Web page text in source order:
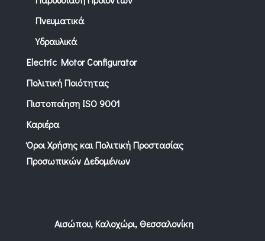
Πνευματικά
Υδραυλικά
Electric Motor Configurator
Πολιτική Ποιότητας
Πιστοποίηση ISO 9001
Καριέρα
Όροι Χρήσης και Πολιτική Προστασίας
Προσωπικών Δεδομένων
Αισώπου, Καλοχώρι, Θεσσαλονίκη